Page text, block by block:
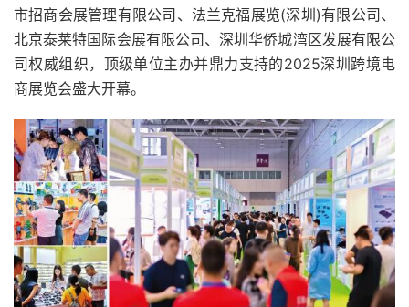
市招商会展管理有限公司、法兰克福展览(深圳)有限公司、
北京泰莱特国际会展有限公司、深圳华侨城湾区发展有限公
司权威组织，顶级单位主办并鼎力支持的2025深圳跨境电
商展览会盛大开幕。